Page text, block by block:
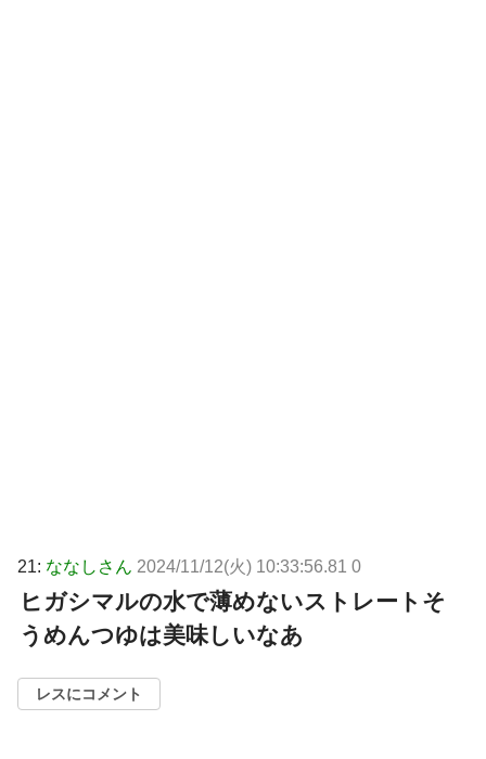
21: ななしさん 2024/11/12(火) 10:33:56.81 0
ヒガシマルの水で薄めないストレートそ
うめんつゆは美味しいなあ
レスにコメント